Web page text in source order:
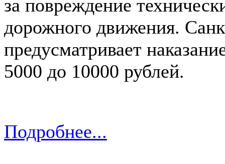
за повреждение
дорожного движения.
предусматривает
5000 до 10000 рублей.
Подробнее...